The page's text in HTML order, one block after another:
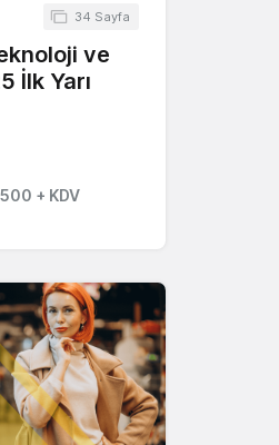
34 Sayfa
ve
İlk Yarı
+ KDV